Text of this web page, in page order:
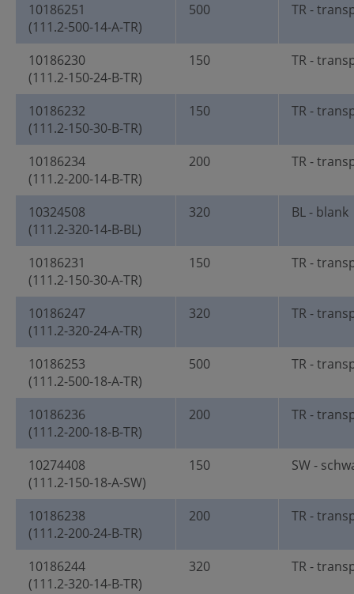
10186251
(111.2-500-14-A-TR)
500 TR -
10186230
(111.2-150-24-B-TR)
150 TR -
10186232
(111.2-150-30-B-TR)
150 TR -
10186234
(111.2-200-14-B-TR)
200 TR -
10324508
(111.2-320-14-B-BL)
320 BL - blank
10186231
(111.2-150-30-A-TR)
150 TR -
10186247
(111.2-320-24-A-TR)
320 TR -
10186253
(111.2-500-18-A-TR)
500 TR -
10186236
(111.2-200-18-B-TR)
200 TR -
10274408
(111.2-150-18-A-SW)
150 SW -
10186238
(111.2-200-24-B-TR)
200 TR -
10186244
(111.2-320-14-B-TR)
320 TR -